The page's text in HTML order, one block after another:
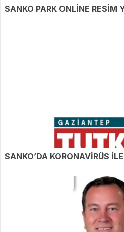
SANKO PARK ONLİNE RESİM
SANKO’DA KORONAVİRÜS